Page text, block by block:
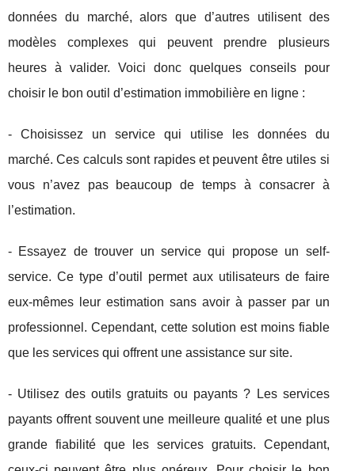
données du marché, alors que d’autres utilisent des
modèles complexes qui peuvent prendre plusieurs
heures à valider. Voici donc quelques conseils pour
choisir le bon outil d’estimation immobilière en ligne :
- Choisissez un service qui utilise les données du
marché. Ces calculs sont rapides et peuvent être utiles si
vous n’avez pas beaucoup de temps à consacrer à
l’estimation.
- Essayez de trouver un service qui propose un self-
service. Ce type d’outil permet aux utilisateurs de faire
eux-mêmes leur estimation sans avoir à passer par un
professionnel. Cependant, cette solution est moins fiable
que les services qui offrent une assistance sur site.
- Utilisez des outils gratuits ou payants ? Les services
payants offrent souvent une meilleure qualité et une plus
grande fiabilité que les services gratuits. Cependant,